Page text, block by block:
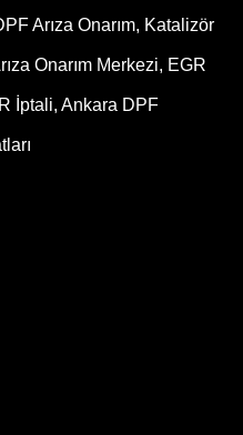
Arıza Onarım, Katalizör
Onarım Merkezi, EGR
İptali, Ankara DPF